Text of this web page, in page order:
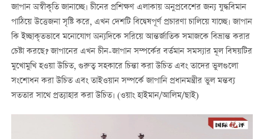
জাপান অস্বীকৃতি জানাচ্ছে। চীনের প্রশিক্ষণ এলাকায় অনুপ্রবেশের জন্য যুদ্ধবিমান
পাঠিয়ে উত্তেজনা সৃষ্টি করে, এখন দেশটি বিদ্বেষপূর্ণ প্রচারণা চালিয়ে যাচ্ছে। জাপান
কি ইচ্ছাকৃতভাবে মনোযোগ অন্যদিকে সরিয়ে আন্তর্জাতিক সমাজকে বিভ্রান্ত করার
চেষ্টা করছে? জাপানের এখন চীন-জাপান সম্পর্কের বর্তমান সমস্যার মূল বিষয়টির
মুখোমুখি হওয়া উচিত, গুরুত্ব সহকারে চিন্তা করা উচিত এবং তাদের ভুলগুলো
সংশোধন করা উচিত এবং তাইওয়ান সম্পর্কে জাপানি প্রধানমন্ত্রীর ভুল মন্তব্য
সততার সাথে প্রত্যাহার করা উচিত। (ওয়াং হাইমান/আলিম/ছাই)